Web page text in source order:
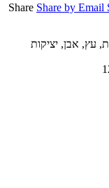
Share Share by Email
עץ, אבן, יציקות